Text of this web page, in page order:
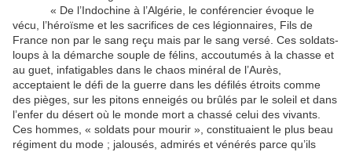
« De l’Indochine à l’Algérie, le conférencier évoque le
vécu, l’héroïsme et les sacrifices de ces légionnaires, Fils de
France non par le sang reçu mais par le sang versé. Ces soldats-
loups à la démarche souple de félins, accoutumés à la chasse et
au guet, infatigables dans le chaos minéral de l’Aurès,
acceptaient le défi de la guerre dans les défilés étroits comme
des pièges, sur les pitons enneigés ou brûlés par le soleil et dans
l’enfer du désert où le monde mort a chassé celui des vivants.
Ces hommes, « soldats pour mourir », constituaient le plus beau
régiment du mode ; jalousés, admirés et vénérés parce qu’ils